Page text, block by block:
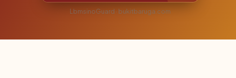
LbmsinoGuard · bukitbaruga.com